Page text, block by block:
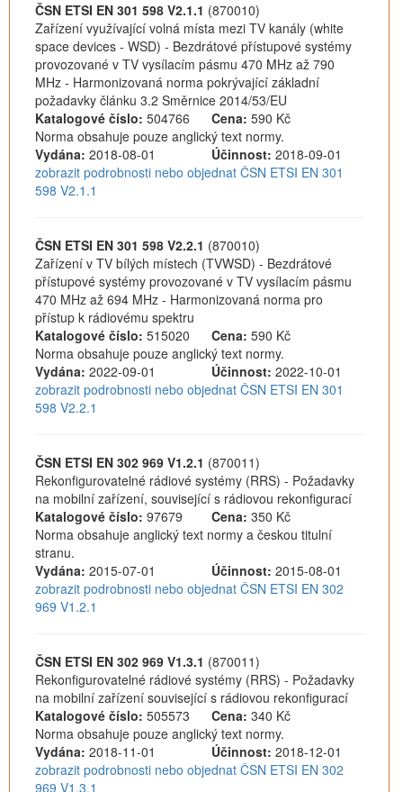
ČSN ETSI EN 301 598 V2.1.1 (870010)
Zařízení využívající volná místa mezi TV kanály (white
space devices - WSD) - Bezdrátové přístupové systémy
provozované v TV vysílacím pásmu 470 MHz až 790
MHz - Harmonizovaná norma pokrývající základní
požadavky článku 3.2 Směrnice 2014/53/EU
Katalogové číslo: 504766 Cena: 590 Kč
Norma obsahuje pouze anglický text normy.
Vydána: 2018-08-01 Účinnost: 2018-09-01
zobrazit podrobnosti nebo objednat ČSN ETSI EN 301
598 V2.1.1
ČSN ETSI EN 301 598 V2.2.1 (870010)
Zařízení v TV bílých místech (TVWSD) - Bezdrátové
přístupové systémy provozované v TV vysílacím pásmu
470 MHz až 694 MHz - Harmonizovaná norma pro
přístup k rádiovému spektru
Katalogové číslo: 515020 Cena: 590 Kč
Norma obsahuje pouze anglický text normy.
Vydána: 2022-09-01 Účinnost: 2022-10-01
zobrazit podrobnosti nebo objednat ČSN ETSI EN 301
598 V2.2.1
ČSN ETSI EN 302 969 V1.2.1 (870011)
Rekonfigurovatelné rádiové systémy (RRS) - Požadavky
na mobilní zařízení, související s rádiovou rekonfigurací
Katalogové číslo: 97679 Cena: 350 Kč
Norma obsahuje anglický text normy a českou titulní
stranu.
Vydána: 2015-07-01 Účinnost: 2015-08-01
zobrazit podrobnosti nebo objednat ČSN ETSI EN 302
969 V1.2.1
ČSN ETSI EN 302 969 V1.3.1 (870011)
Rekonfigurovatelné rádiové systémy (RRS) - Požadavky
na mobilní zařízení související s rádiovou rekonfigurací
Katalogové číslo: 505573 Cena: 340 Kč
Norma obsahuje pouze anglický text normy.
Vydána: 2018-11-01 Účinnost: 2018-12-01
zobrazit podrobnosti nebo objednat ČSN ETSI EN 302
969 V1.3.1